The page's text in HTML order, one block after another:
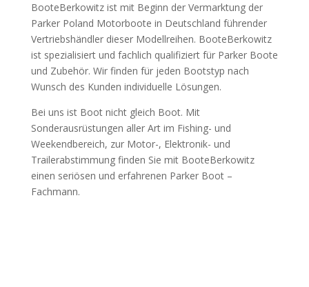
BooteBerkowitz ist mit Beginn der Vermarktung der
Parker Poland Motorboote in Deutschland führender
Vertriebshändler dieser Modellreihen. BooteBerkowitz
ist spezialisiert und fachlich qualifiziert für Parker Boote
und Zubehör. Wir finden für jeden Bootstyp nach
Wunsch des Kunden individuelle Lösungen.
Bei uns ist Boot nicht gleich Boot. Mit
Sonderausrüstungen aller Art im Fishing- und
Weekendbereich, zur Motor-, Elektronik- und
Trailerabstimmung finden Sie mit BooteBerkowitz
einen seriösen und erfahrenen Parker Boot –
Fachmann.